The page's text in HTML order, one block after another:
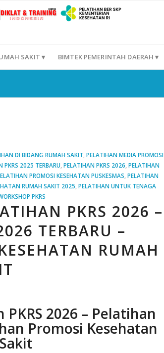
SAKIT ▾ BIMTEK PEMERINTAH DAERAH ▾
DI BIDANG RUMAH SAKIT ,PELATIHAN MEDIA PROMOSI
PKRS 2025 TERBARU PELATIHAN PKRS 2026 PELATIHAN
PROMOSI KESEHATAN PUSKESMAS ,PELATIHAN
RUMAH SAKIT 2025 ,PELATIHAN UNTUK TENAGA
PKRS
PKRS 2026 –
TERBARU –
RUMAH
2026 – Pelatihan
Promosi Kesehatan